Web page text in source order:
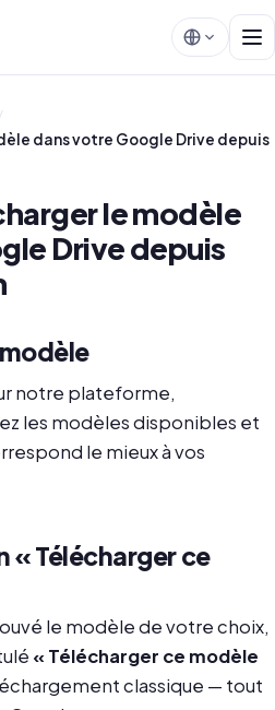
/
dans votre Google Drive depuis
le modèle
Drive depuis
notre plateforme,
les modèles disponibles et
le mieux à vos
« Télécharger ce
le modèle de votre choix,
« Télécharger ce modèle
classique — tout